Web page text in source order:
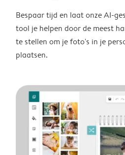
Bespaar tijd en laat onze AI-
tool je helpen door de meest
te stellen om je foto's in je
plaatsen.